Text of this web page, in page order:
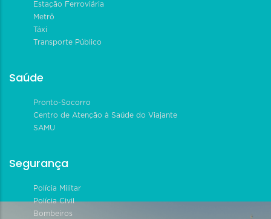
Estação Ferroviária
Metrô
Táxi
Transporte Público
Saúde
Pronto-Socorro
Centro de Atenção à Saúde do Viajante
SAMU
Segurança
Polícia Militar
Polícia Civil
Bombeiros